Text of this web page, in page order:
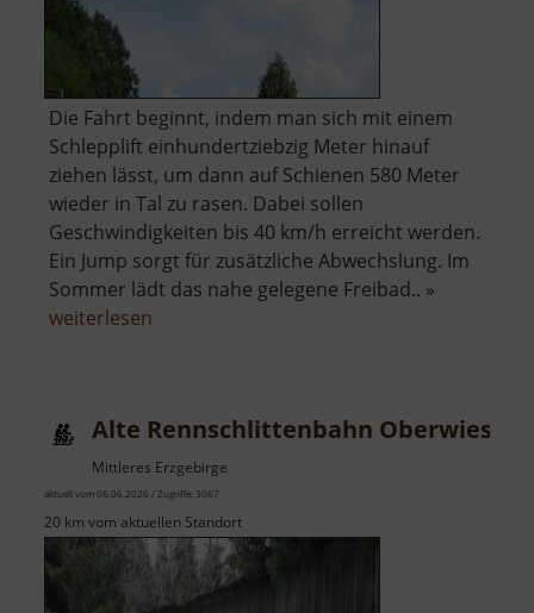
Die Fahrt beginnt, indem man sich mit einem
Schlepplift einhundertziebzig Meter hinauf
ziehen lässt, um dann auf Schienen 580 Meter
wieder in Tal zu rasen. Dabei sollen
Geschwindigkeiten bis 40 km/h erreicht werden.
Ein Jump sorgt für zusätzliche Abwechslung. Im
Sommer lädt das nahe gelegene Freibad.. »
weiterlesen
Gelenau
Alte Rennschlittenbahn
Mittleres Erzgebirge
aktuell vom 06.06.2026 / Zugriffe: 3067
20 km vom aktuellen Standort